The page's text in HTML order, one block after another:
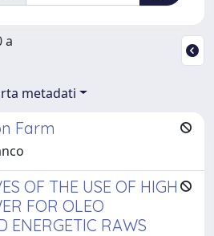
a
metadati
Farm
OF THE USE OF HIGH
FOR OLEO
ENERGETIC RAWS